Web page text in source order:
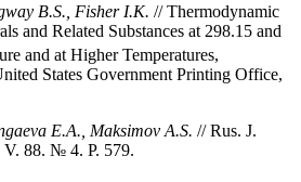
B.S., Fisher I.K. // Thermodynamic
and Related Substances at 298.15 and
and at Higher Temperatures,
States Government Printing Office,
E.A., Maksimov A.S. // Rus. J.
88. № 4. P. 579.